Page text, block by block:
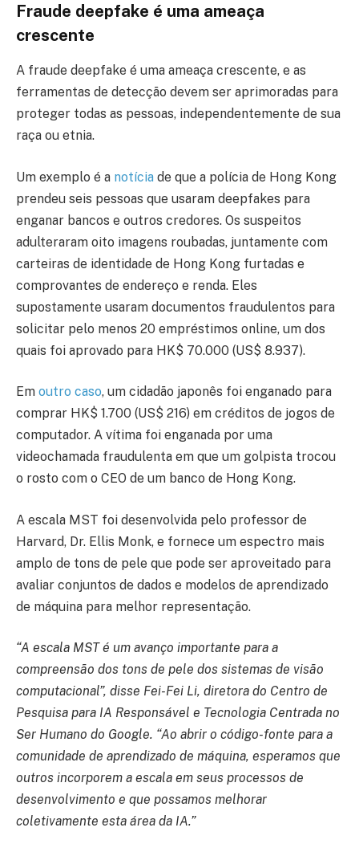
Fraude deepfake é uma ameaça
crescente
A fraude deepfake é uma ameaça crescente, e as
ferramentas de detecção devem ser aprimoradas para
proteger todas as pessoas, independentemente de sua
raça ou etnia.
Um exemplo é a notícia de que a polícia de Hong Kong
prendeu seis pessoas que usaram deepfakes para
enganar bancos e outros credores. Os suspeitos
adulteraram oito imagens roubadas, juntamente com
carteiras de identidade de Hong Kong furtadas e
comprovantes de endereço e renda. Eles
supostamente usaram documentos fraudulentos para
solicitar pelo menos 20 empréstimos online, um dos
quais foi aprovado para HK$ 70.000 (US$ 8.937).
Em outro caso, um cidadão japonês foi enganado para
comprar HK$ 1.700 (US$ 216) em créditos de jogos de
computador. A vítima foi enganada por uma
videochamada fraudulenta em que um golpista trocou
o rosto com o CEO de um banco de Hong Kong.
A escala MST foi desenvolvida pelo professor de
Harvard, Dr. Ellis Monk, e fornece um espectro mais
amplo de tons de pele que pode ser aproveitado para
avaliar conjuntos de dados e modelos de aprendizado
de máquina para melhor representação.
“A escala MST é um avanço importante para a
compreensão dos tons de pele dos sistemas de visão
computacional”, disse Fei-Fei Li, diretora do Centro de
Pesquisa para IA Responsável e Tecnologia Centrada no
Ser Humano do Google. “Ao abrir o código-fonte para a
comunidade de aprendizado de máquina, esperamos que
outros incorporem a escala em seus processos de
desenvolvimento e que possamos melhorar
coletivamente esta área da IA.”